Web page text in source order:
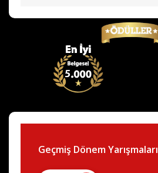
Geçmiş Dönem Yarışmaları